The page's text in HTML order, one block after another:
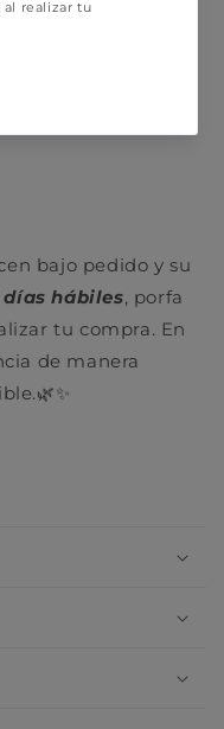
Alma, Corazón y
bajo pedido y su
días hábiles, porfa
tu compra. En
de manera